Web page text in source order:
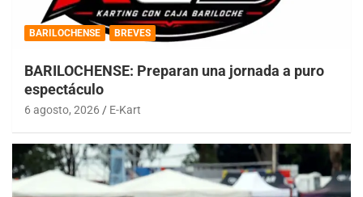
BARILOCHENSE BREVES
BARILOCHENSE: Preparan una jornada a puro
espectáculo
6 agosto, 2026 E-Kart